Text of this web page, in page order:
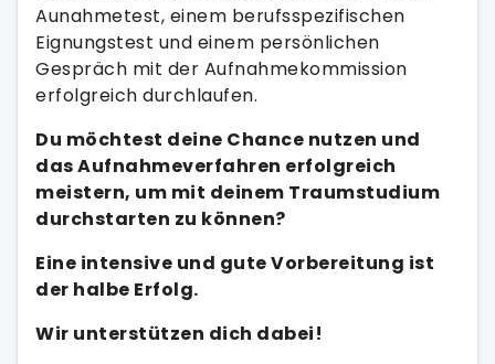
Aunahmetest, einem berufsspezifischen
Eignungstest und einem persönlichen
Gespräch mit der Aufnahmekommission
erfolgreich durchlaufen.
Du möchtest deine Chance nutzen und
das Aufnahmeverfahren erfolgreich
meistern, um mit deinem Traumstudium
durchstarten zu können?
Eine intensive und gute Vorbereitung ist
der halbe Erfolg.
Wir unterstützen dich dabei!